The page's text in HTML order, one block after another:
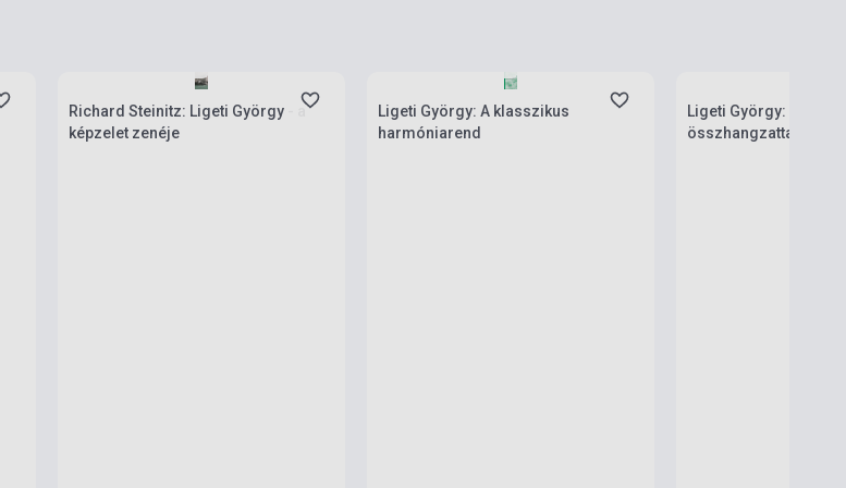
Richard Steinitz: Ligeti György - a
képzelet zenéje
Ligeti György: A klasszikus
harmóniarend
Ligeti György:
összhangzattan